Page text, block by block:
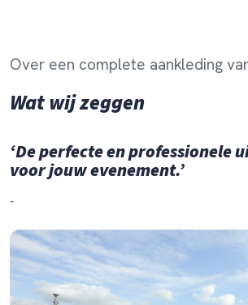
Over een complete aankleding
Wat wij zeggen
‘De perfecte en professionele
voor jouw evenement.’
-